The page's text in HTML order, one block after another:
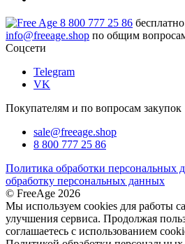
8 800 777 25 86
info@freeage.shop по общим
Соцсети
Telegram
VK
Покупателям и по вопросам закупок
sale@freeage.shop
8 800 777 25 86
Политика обработки персональных
обработку персональных данных
© FreeAge 2026
Мы используем cookies для работы
улучшения сервиса. Продолжая
соглашаетесь с использованием